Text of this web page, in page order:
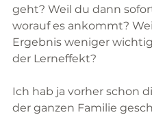
geht? Weil du dann
worauf es ankommt?
Ergebnis weniger
der Lerneffekt?
Ich hab ja vorher schon
der ganzen Familie